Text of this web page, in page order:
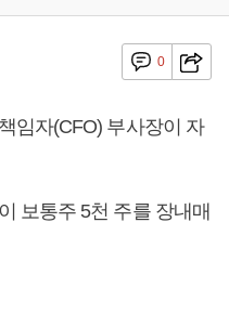
0
임자(CFO) 부사장이 자
보통주 5천 주를 장내매